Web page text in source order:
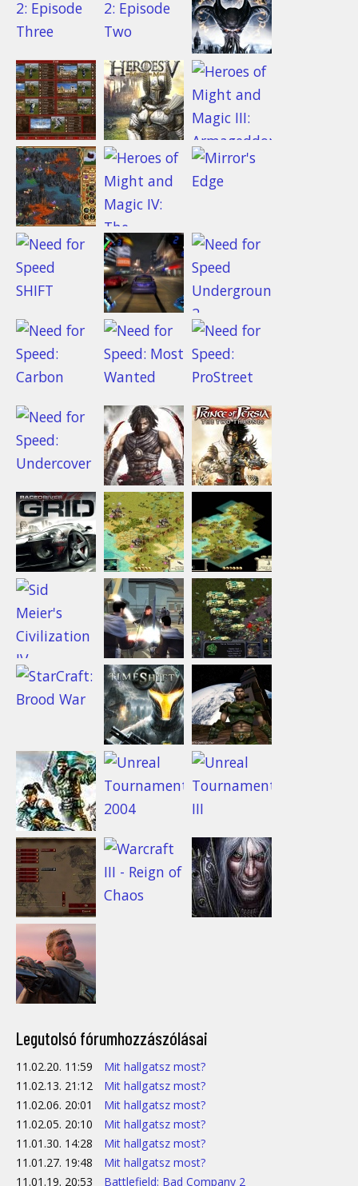
Legutolsó fórumhozzászólásai
11.02.20. 11:59
Mit hallgatsz most?
11.02.13. 21:12
Mit hallgatsz most?
11.02.06. 20:01
Mit hallgatsz most?
11.02.05. 20:10
Mit hallgatsz most?
11.01.30. 14:28
Mit hallgatsz most?
11.01.27. 19:48
Mit hallgatsz most?
11.01.19. 20:53
Battlefield: Bad Company 2